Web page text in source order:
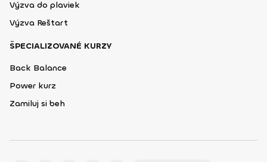
Výzva do plaviek
Výzva Reštart
ŠPECIALIZOVANÉ KURZY
Back Balance
Power kurz
Zamiluj si beh